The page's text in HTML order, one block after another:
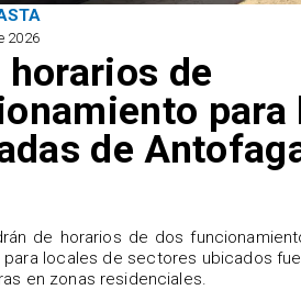
2026
horarios de
para
de
de horarios de dos
para locales de sectores ubicados
en zonas residenciales.